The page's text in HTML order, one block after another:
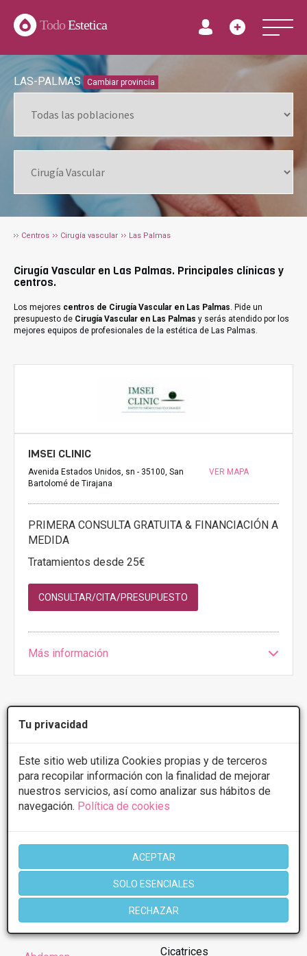
Tu privacidad
Este sitio web utiliza Cookies propias y de terceros
para recopilar información con la finalidad de mejorar
nuestros servicios, así como analizar sus hábitos de
navegación. Política de cookies
ACEPTAR
SOLO ESENCIALES
RECHAZAR
TodoEstetica
LAS-PALMAS Cambiar provincia
Centros Cirugía vascular Las Palmas
Cirugía Vascular en Las Palmas. Principales clínicas y
centros.
Los mejores centros de Cirugía Vascular en Las Palmas. Pide un
presupuesto de Cirugía Vascular en Las Palmas y serás atendido por los
mejores equipos de profesionales de la estética de Las Palmas.
IMSEI CLINIC
Avenida Estados Unidos, sn - 35100, San
Bartolomé de Tirajana
VER MAPA
PRIMERA CONSULTA GRATUITA & FINANCIACIÓN A
MEDIDA
Tratamientos desde 25€
CONSULTAR/CITA/PRESUPUESTO
Más información
* Información orientativa, el descuento puede variar en función del
tratamiento y centro elegidos. Consulte los centros para conocer las
ofertas y descuentos que ofrecen.
Poblaciones en Las palmas:
San Bartolome de
Centros en Las palmas de Cirugía estética:
Cicatrices